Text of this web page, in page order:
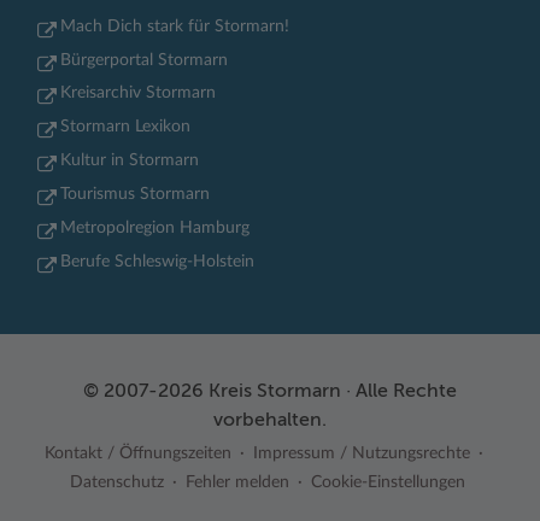
Mach Dich stark für Stormarn!
Bürgerportal Stormarn
Kreisarchiv Stormarn
Stormarn Lexikon
Kultur in Stormarn
Tourismus Stormarn
Metropolregion Hamburg
Berufe Schleswig-Holstein
© 2007-2026 Kreis Stormarn · Alle Rechte
vorbehalten.
Kontakt / Öffnungszeiten
Impressum / Nutzungsrechte
Datenschutz
Fehler melden Cookie-Einstellungen